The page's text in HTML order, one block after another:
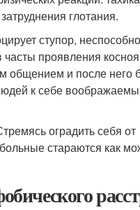
глотания.
ступор,
проявления
общением и после него
к себе
оградить себя от
стараются как